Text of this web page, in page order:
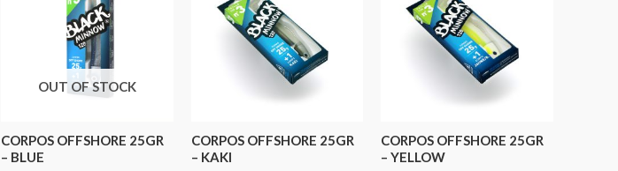
OUT OF STOCK
CORPOS OFFSHORE 25GR
– BLUE
CORPOS OFFSHORE 25GR
– KAKI
CORPOS OFFSHORE 25GR
– YELLOW